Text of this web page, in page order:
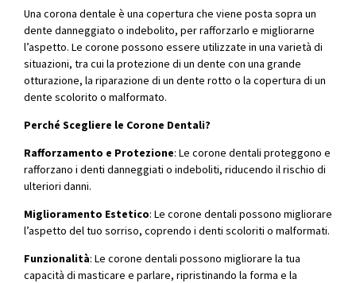
Una corona dentale è una copertura che viene posta sopra un
dente danneggiato o indebolito, per rafforzarlo e migliorarne
l’aspetto. Le corone possono essere utilizzate in una varietà di
situazioni, tra cui la protezione di un dente con una grande
otturazione, la riparazione di un dente rotto o la copertura di un
dente scolorito o malformato.
Perché Scegliere le Corone Dentali?
Rafforzamento e Protezione: Le corone dentali proteggono e
rafforzano i denti danneggiati o indeboliti, riducendo il rischio di
ulteriori danni.
Miglioramento Estetico: Le corone dentali possono migliorare
l’aspetto del tuo sorriso, coprendo i denti scoloriti o malformati.
Funzionalità: Le corone dentali possono migliorare la tua
capacità di masticare e parlare, ripristinando la forma e la